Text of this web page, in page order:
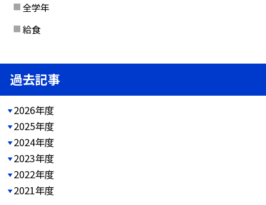
全学年
給食
過去記事
2026年度
2025年度
2024年度
2023年度
2022年度
2021年度